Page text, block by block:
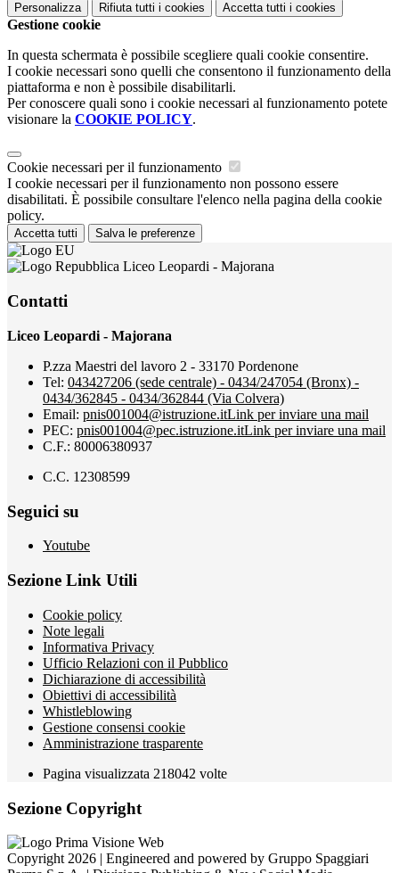
Personalizza Rifiuta tutti i cookies Accetta tutti i cookies
Gestione cookie
In questa schermata è possibile scegliere quali cookie consentire.
I cookie necessari sono quelli che consentono il funzionamento della
piattaforma e non è possibile disabilitarli.
Per conoscere quali sono i cookie necessari al funzionamento potete
visionare la COOKIE POLICY.
Cookie necessari per il funzionamento
I cookie necessari per il funzionamento non possono essere
disabilitati. È possibile consultare l'elenco nella pagina della cookie
policy.
Accetta tutti Salva le preferenze
Liceo Leopardi - Majorana
Contatti
Liceo Leopardi - Majorana
P.zza Maestri del lavoro 2 - 33170 Pordenone
Tel: 043427206 (sede centrale) - 0434/247054 (Bronx) -
0434/362845 - 0434/362844 (Via Colvera)
Email: pnis001004@istruzione.itLink per inviare una mail
PEC: pnis001004@pec.istruzione.itLink per inviare una mail
C.F.: 80006380937
C.C. 12308599
Seguici su
Youtube
Sezione Link Utili
Cookie policy
Note legali
Informativa Privacy
Ufficio Relazioni con il Pubblico
Dichiarazione di accessibilità
Obiettivi di accessibilità
Whistleblowing
Gestione consensi cookie
Amministrazione trasparente
Pagina visualizzata 218042 volte
Sezione Copyright
Copyright 2026 | Engineered and powered by Gruppo Spaggiari